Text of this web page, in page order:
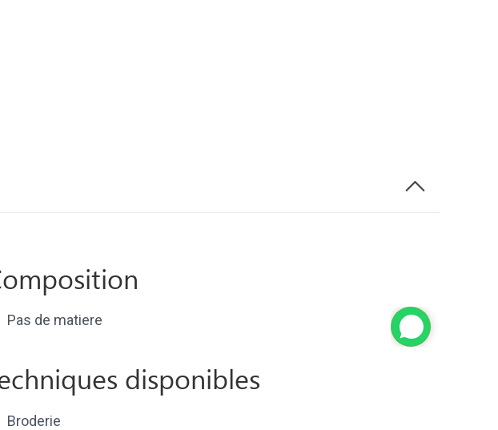
Pas de matiere
disponibles
Broderie